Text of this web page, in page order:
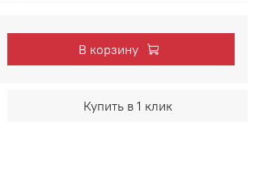
В корзину
Купить в 1 клик